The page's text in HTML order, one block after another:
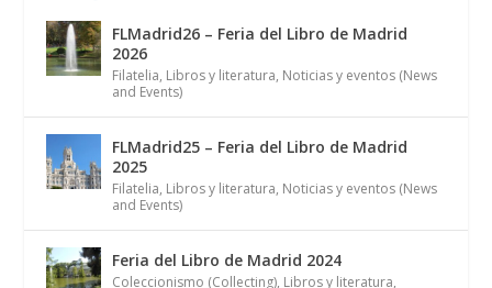
FLMadrid26 – Feria del Libro de Madrid
2026
Filatelia, Libros y literatura, Noticias y eventos (News
and Events)
FLMadrid25 – Feria del Libro de Madrid
2025
Filatelia, Libros y literatura, Noticias y eventos (News
and Events)
Feria del Libro de Madrid 2024
Coleccionismo (Collecting), Libros y literatura,